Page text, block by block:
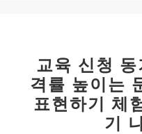
교육 신청
격률 높이는
표현하기 체
기